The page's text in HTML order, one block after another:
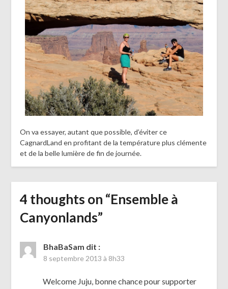
On va essayer, autant que possible, d’éviter ce
CagnardLand en profitant de la température plus clémente
et de la belle lumière de fin de journée.
4 thoughts on “Ensemble à
Canyonlands”
BhaBaSam dit :
8 septembre 2013 à 8h33
Welcome Juju, bonne chance pour supporter